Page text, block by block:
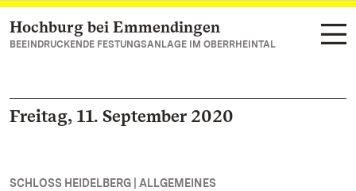
Zum Hauptinhalt springen
Hochburg bei Emmendingen
BEEINDRUCKENDE FESTUNGSANLAGE IM OBERRHEINTAL
Freitag, 11. September 2020
SCHLOSS HEIDELBERG | ALLGEMEINES